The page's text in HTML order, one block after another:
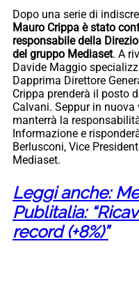
Dopo una serie di
Mauro Crippa è stato
responsabile della
del gruppo Mediaset. A
Davide Maggio
Dapprima Direttore
Crippa prenderà il posto
Calvani. Seppur in nuova
manterrà la
Informazione e
Berlusconi, Vice
Mediaset.
Leggi anche:
Publitalia:
record (+8%)”